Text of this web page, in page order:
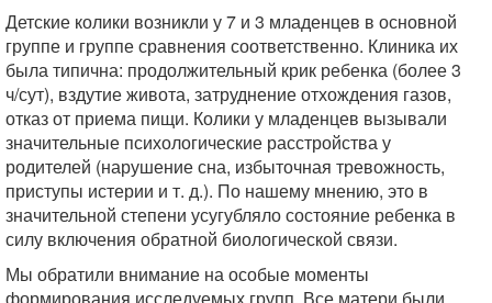
Детские колики возникли у 7 и 3 младенцев в основной
группе и группе сравнения соответственно. Клиника их
была типична: продолжительный крик ребенка (более 3
ч/сут), вздутие живота, затруднение отхождения газов,
отказ от приема пищи. Колики у младенцев вызывали
значительные психологические расстройства у
родителей (нарушение сна, избыточная тревожность,
приступы истерии и т. д.). По нашему мнению, это в
значительной степени усугубляло состояние ребенка в
силу включения обратной биологической связи.
Мы обратили внимание на особые моменты